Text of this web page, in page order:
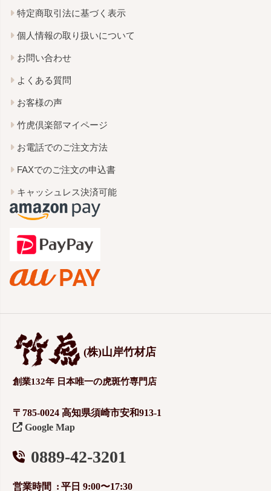
特定商取引法に基づく表示
個人情報の取り扱いについて
お問い合わせ
よくある質問
お客様の声
竹虎倶楽部マイページ
お電話でのご注文方法
FAXでのご注文の申込書
キャッシュレス決済可能
(株)山岸竹材店
創業132年 日本唯一の虎斑竹専門店
〒785-0024 高知県須崎市安和913-1
Google Map
0889-42-3201
営業時間 平日 9:00〜17:30